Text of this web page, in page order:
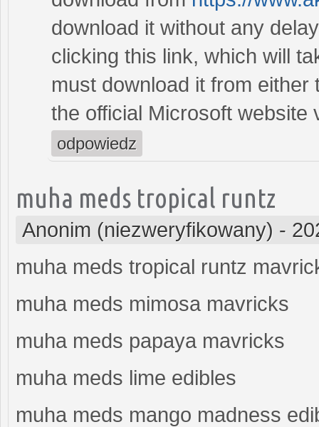
download it without any
clicking this link, which will
must download it from
the official Microsoft website
odpowiedz
muha meds tropical runtz
Anonim (niezweryfikowany) -
muha meds tropical runtz
muha meds mimosa mavricks
muha meds papaya mavricks
muha meds lime edibles
muha meds mango madness